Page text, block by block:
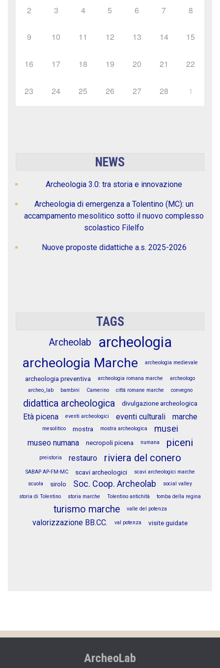
2 3 4 5 6 7 8
9 10 11 12 13 14 15
16 17 18 19 20 21 22
23 24 25 26 27 28 1
NEWS
Archeologia 3.0: tra storia e innovazione
Archeologia di emergenza a Tolentino (MC): un
accampamento mesolitico sotto il nuovo complesso
scolastico Filelfo
Nuove proposte didattiche a.s. 2025-2026
TAGS
Archeolab archeologia
archeologia Marche archeologia medievale
archeologia preventiva archeologia romana marche
archeologo
archeo_lab
bambini Camerino città romane marche convegno
didattica archeologica divulgazione archeologica
Età picena eventi archeologici eventi culturali marche
mesolitico mostra mostra archeologica musei
museo numana necropoli picena numana piceni
preistoria restauro riviera del conero
SABAP AP-FM-MC scavi archeologici
scavi archeologici marche
scuola
sirolo Soc. Coop. Archeolab
social valley
storia di Tolentino
storia marche Tolentino antichità tomba della regina
turismo marche valle del potenza
valorizzazione BB.CC. val potenza visite guidate
ArcheoLab